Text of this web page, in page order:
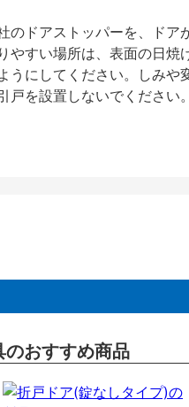
ドアストッパーを、ド
すい場所は、表面の日
にしてください。しみや
を設置しないでくださ
おすすめ商品